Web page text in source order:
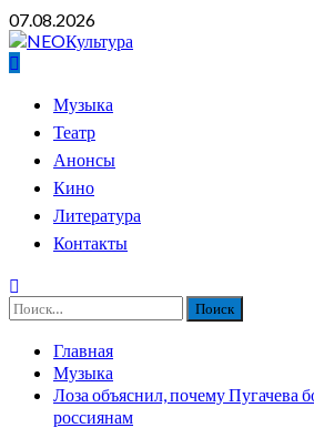
Перейти
к
содержимому
07.08.2026
ОсновноеМузыка
Театр
Анонсы
Кино
Литература
Контакты
Найти:
Главная
Музыка
Лоза объяснил, почему Пугачева
россиянам